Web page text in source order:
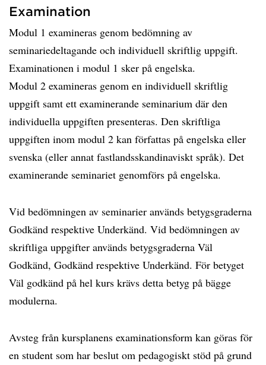
Examination
Modul 1 examineras genom bedömning av
seminariedeltagande och individuell skriftlig uppgift.
Examinationen i modul 1 sker på engelska.
Modul 2 examineras genom en individuell skriftlig
uppgift samt ett examinerande seminarium där den
individuella uppgiften presenteras. Den skriftliga
uppgiften inom modul 2 kan författas på engelska eller
svenska (eller annat fastlandsskandinaviskt språk). Det
examinerande seminariet genomförs på engelska.
Vid bedömningen av seminarier används betygsgraderna
Godkänd respektive Underkänd. Vid bedömningen av
skriftliga uppgifter används betygsgraderna Väl
Godkänd, Godkänd respektive Underkänd. För betyget
Väl godkänd på hel kurs krävs detta betyg på bägge
modulerna.
Avsteg från kursplanens examinationsform kan göras för
en student som har beslut om pedagogiskt stöd på grund